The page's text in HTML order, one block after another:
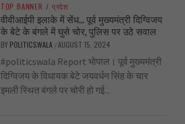
TOP BANNER / प्रदेश
वीवीआईपी इलाके में सेंध… पूर्व मुख्यमंत्री दिग्विजय
के बेटे के बंगले में घुसे चोर, पुलिस पर उठे सवाल
BY POLITICSWALA /AUGUST 15, 2024
#politicswala Report भोपाल। पूर्व मुख्यमंत्री
दिग्विजय के विधायक बेटे जयवर्धन सिंह के चार
इमली स्थित बंगले पर चोरी हो गई...